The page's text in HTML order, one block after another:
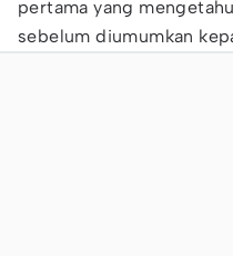
pertama yang
sebelum diumumkan